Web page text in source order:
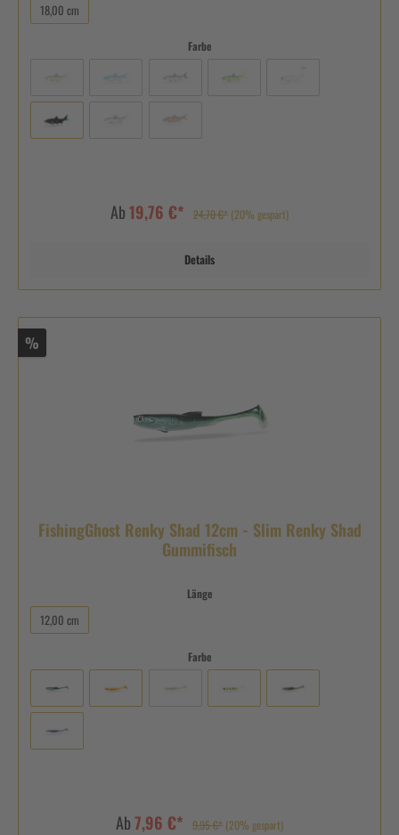
18,00 cm
Farbe
Ab19,76 €* 24,70 €* (20% gespart)
Details
%
FishingGhost Renky Shad 12cm - Slim Renky Shad
Gummifisch
Länge
12,00 cm
Farbe
Ab7,96 €* 9,95 €* (20% gespart)